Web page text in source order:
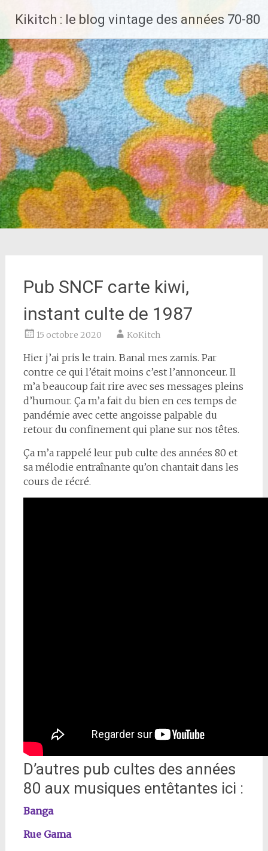
contenu
principal
Kikitch : le blog vintage des années 70-80
Pub SNCF carte kiwi,
instant culte de 1987
15 octobre 2020 KoKitch
Hier j’ai pris le train. Banal mes zamis. Par
contre ce qui l’était moins c’est l’annonceur. Il
m’a beaucoup fait rire avec ses messages pleins
d’humour. Ça m’a fait du bien en ces temps de
pandémie avec cette angoisse palpable du
retour du confinement qui plane sur nos têtes.
Ça m’a rappelé leur pub culte des années 80 et
sa mélodie entraînante qu’on chantait dans les
cours de récré.
D’autres pub cultes des années
80 aux musiques entêtantes ici :
Banga
Rue Gama